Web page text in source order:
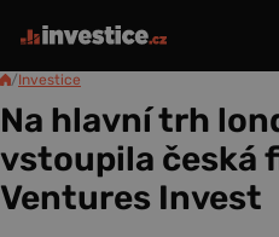
/Investice
Na hlavní trh
vstoupila česká
Ventures Invest